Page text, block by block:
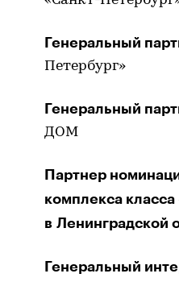
Генеральный
Петербург»
Генеральный
ДОМ
Партнер
комплекса
в Ленинградской
Генеральный